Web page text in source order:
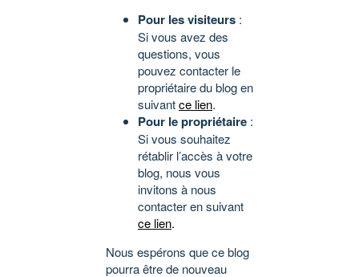
Pour les visiteurs :
Si vous avez des
questions, vous
pouvez contacter le
propriétaire du blog en
suivantce lien.
Pour le propriétaire :
Si vous souhaitez
rétablir l’accès à votre
blog, nous vous
invitons à nous
contacter en suivant
ce lien.
Nous espérons que ce blog
pourra être de nouveau